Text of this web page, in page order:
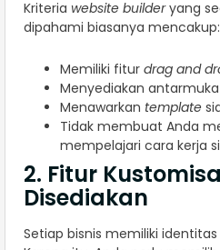
Kriteria website builderyang
dipahami biasanya mencakup:
Memiliki fitur drag and
Menyediakan
Menawarkan template
Tidak membuat Anda
mempelajari cara kerja
2. Fitur
Disediakan
Setiap bisnis memiliki